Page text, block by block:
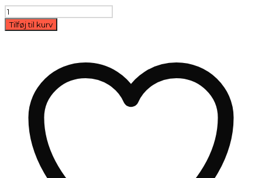
Maleri
på
bestilling
Tilføj til kurv